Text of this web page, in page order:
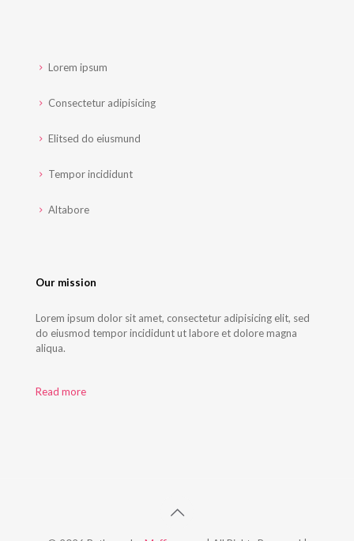
Lorem ipsum
Consectetur adipisicing
Elitsed do eiusmund
Tempor incididunt
Altabore
Our mission
Lorem ipsum dolor sit amet, consectetur adipisicing elit, sed
do eiusmod tempor incididunt ut labore et dolore magna
aliqua.
Read more